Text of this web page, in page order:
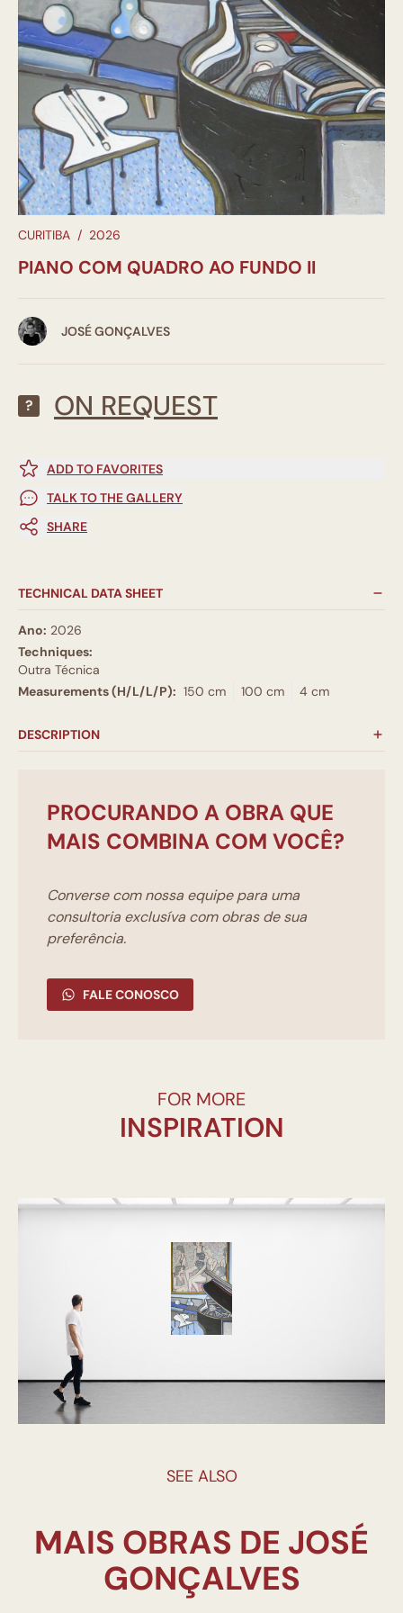
CURITIBA / 2026
PIANO COM QUADRO AO FUNDO II
JOSÉ GONÇALVES
? ON REQUEST
ADD TO FAVORITES
TALK TO THE GALLERY
SHARE
TECHNICAL DATA SHEET
Ano: 2026
Techniques:
Outra Técnica
Measurements (H/L/L/P): 150 cm 100 cm 4 cm
DESCRIPTION
PROCURANDO A OBRA QUE
MAIS COMBINA COM VOCÊ?
Converse com nossa equipe para uma
consultoria exclusíva com obras de sua
preferência.
FALE CONOSCO
FOR MORE
INSPIRATION
SEE ALSO
MAIS OBRAS DE JOSÉ